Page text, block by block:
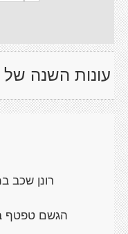
עונות השנה של
רונן שכב
הגשם טפטף